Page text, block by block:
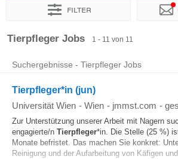
Filter
Sortieren nach Unternehmen
Tierpfleger Jobs 1 - 11 von 11
Suchergebnisse - Tierpfleger Jobs
Tierpfleger*in (jun)
Universität Wien - Wien - jmmst.com -
Zur Unterstützung unserer Arbeit mit Nagern
engagierte/n Tierpfleger*in. Die Stelle (25 %)
Monate befristet. Das machen Sie konkret:
Reinigung und der Aufarbeitung von Käfigen